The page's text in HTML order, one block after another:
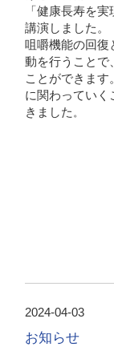
「健康長寿を
講演しました。
咀嚼機能の回復
動を行うことで
ことができます
に関わっていく
きました 。
2024-04-03
お知らせ